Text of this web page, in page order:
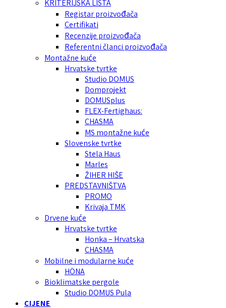
KRITERIJSKA LISTA
Registar proizvođača
Certifikati
Recenzije proizvođača
Referentni članci proizvođača
Montažne kuće
Hrvatske tvrtke
Studio DOMUS
Domprojekt
DOMUSplus
FLEX-Fertighaus:
CHASMA
MS montažne kuće
Slovenske tvrtke
Stela Haus
Marles
ŽIHER HIŠE
PREDSTAVNIŠTVA
PROMO
Krivaja TMK
Drvene kuće
Hrvatske tvrtke
Honka – Hrvatska
CHASMA
Mobilne i modularne kuće
HÖNA
Bioklimatske pergole
Studio DOMUS Pula
CIJENE